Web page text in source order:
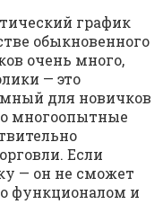
график
обыкновенного
очень много,
— это
для новичков
многоопытные
Если
— он не сможет
функционалом и